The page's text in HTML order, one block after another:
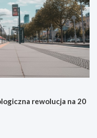
rewolucja na 20